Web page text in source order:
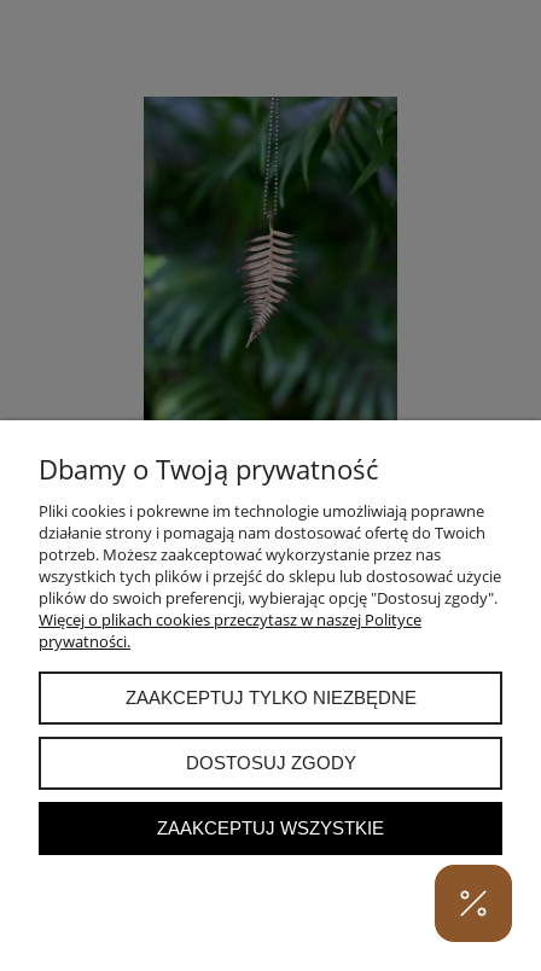
ZAWIESZKA SREBRNA Z PAPROTKĄ BRĄZOWĄ DUŻĄ
250,00 zł
DO KOSZYKA
Dbamy o Twoją prywatność
Pliki cookies i pokrewne im technologie umożliwiają poprawne
działanie strony i pomagają nam dostosować ofertę do Twoich
potrzeb. Możesz zaakceptować wykorzystanie przez nas
wszystkich tych plików i przejść do sklepu lub dostosować użycie
plików do swoich preferencji, wybierając opcję "Dostosuj zgody".
Więcej o plikach cookies przeczytasz w naszej Polityce
prywatności.
ZAAKCEPTUJ TYLKO NIEZBĘDNE
DOSTOSUJ ZGODY
ZAAKCEPTUJ WSZYSTKIE